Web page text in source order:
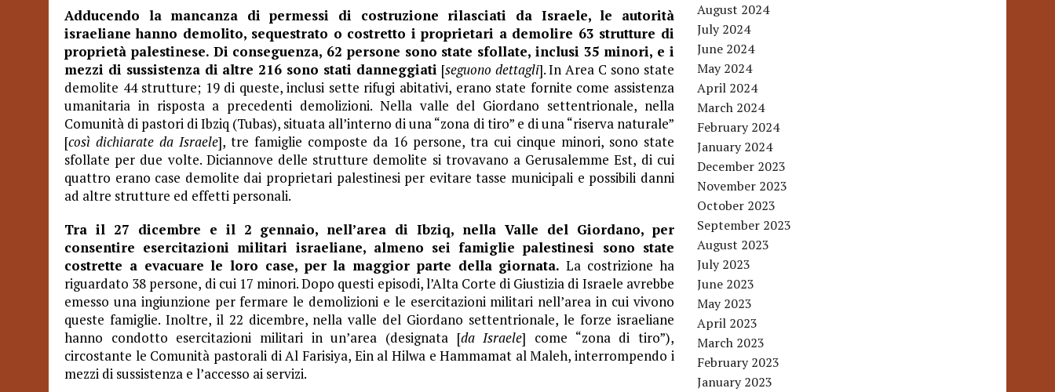
Adducendo la mancanza di permessi di costruzione rilasciati da Israele, le autorità
israeliane hanno demolito, sequestrato o costretto i proprietari a demolire 63 strutture di
proprietà palestinese. Di conseguenza, 62 persone sono state sfollate, inclusi 35 minori, e i
mezzi di sussistenza di altre 216 sono stati danneggiati [seguono dettagli]. In Area C sono state
demolite 44 strutture; 19 di queste, inclusi sette rifugi abitativi, erano state fornite come assistenza
umanitaria in risposta a precedenti demolizioni. Nella valle del Giordano settentrionale, nella
Comunità di pastori di Ibziq (Tubas), situata all’interno di una “zona di tiro” e di una “riserva naturale”
[così dichiarate da Israele], tre famiglie composte da 16 persone, tra cui cinque minori, sono state
sfollate per due volte. Diciannove delle strutture demolite si trovavano a Gerusalemme Est, di cui
quattro erano case demolite dai proprietari palestinesi per evitare tasse municipali e possibili danni
ad altre strutture ed effetti personali.
Tra il 27 dicembre e il 2 gennaio, nell’area di Ibziq, nella Valle del Giordano, per
consentire esercitazioni militari israeliane, almeno sei famiglie palestinesi sono state
costrette a evacuare le loro case, per la maggior parte della giornata. La costrizione ha
riguardato 38 persone, di cui 17 minori. Dopo questi episodi, l’Alta Corte di Giustizia di Israele avrebbe
emesso una ingiunzione per fermare le demolizioni e le esercitazioni militari nell’area in cui vivono
queste famiglie. Inoltre, il 22 dicembre, nella valle del Giordano settentrionale, le forze israeliane
hanno condotto esercitazioni militari in un’area (designata [da Israele] come “zona di tiro”),
circostante le Comunità pastorali di Al Farisiya, Ein al Hilwa e Hammamat al Maleh, interrompendo i
mezzi di sussistenza e l’accesso ai servizi.
August 2024
July 2024
June 2024
May 2024
April 2024
March 2024
February 2024
January 2024
December 2023
November 2023
October 2023
September 2023
August 2023
July 2023
June 2023
May 2023
April 2023
March 2023
February 2023
January 2023